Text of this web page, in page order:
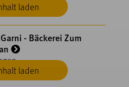
laden
laden
- Bäckerei Zum